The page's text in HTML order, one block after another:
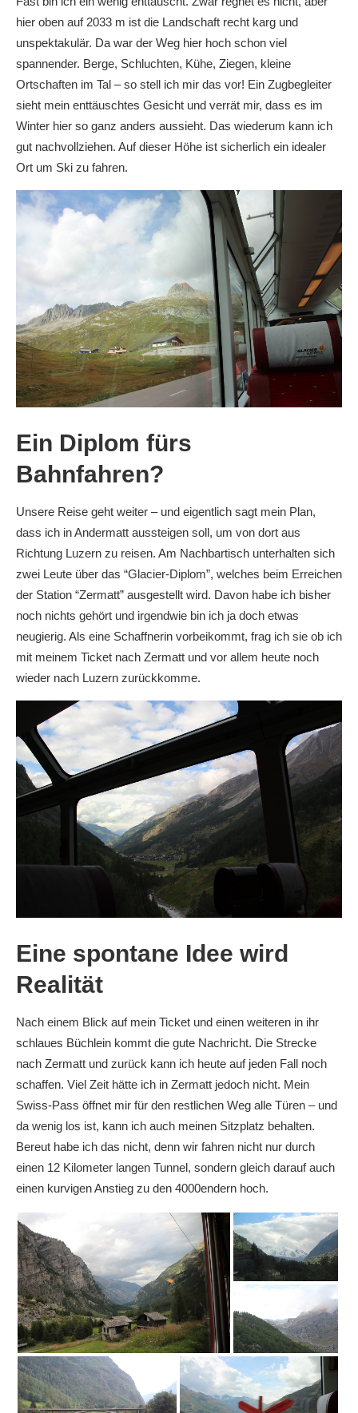
hier oben auf 2033 m ist die Landschaft recht karg und
unspektakulär. Da war der Weg hier hoch schon viel
spannender. Berge, Schluchten, Kühe, Ziegen, kleine
Ortschaften im Tal – so stell ich mir das vor! Ein Zugbegleiter
sieht mein enttäuschtes Gesicht und verrät mir, dass es im
Winter hier so ganz anders aussieht. Das wiederum kann ich
gut nachvollziehen. Auf dieser Höhe ist sicherlich ein idealer
Ort um Ski zu fahren.
Ein Diplom fürs
Bahnfahren?
Unsere Reise geht weiter – und eigentlich sagt mein Plan,
dass ich in Andermatt aussteigen soll, um von dort aus
Richtung Luzern zu reisen. Am Nachbartisch unterhalten sich
zwei Leute über das “Glacier-Diplom”, welches beim Erreichen
der Station “Zermatt” ausgestellt wird. Davon habe ich bisher
noch nichts gehört und irgendwie bin ich ja doch etwas
neugierig. Als eine Schaffnerin vorbeikommt, frag ich sie ob ich
mit meinem Ticket nach Zermatt und vor allem heute noch
wieder nach Luzern zurückkomme.
Eine spontane Idee wird
Realität
Nach einem Blick auf mein Ticket und einen weiteren in ihr
schlaues Büchlein kommt die gute Nachricht. Die Strecke
nach Zermatt und zurück kann ich heute auf jeden Fall noch
schaffen. Viel Zeit hätte ich in Zermatt jedoch nicht. Mein
Swiss-Pass öffnet mir für den restlichen Weg alle Türen – und
da wenig los ist, kann ich auch meinen Sitzplatz behalten.
Bereut habe ich das nicht, denn wir fahren nicht nur durch
einen 12 Kilometer langen Tunnel, sondern gleich darauf auch
einen kurvigen Anstieg zu den 4000endern hoch.